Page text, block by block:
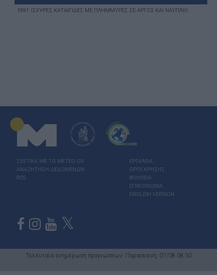
1991: ΙΣΧΥΡΈΣ ΚΑΤΑΙΓΊΔΕΣ ΜΕ ΠΛΗΜΜΎΡΕΣ ΣΕ ΑΡΓΟΣ ΚΑΙ ΝΑΎΠΛΙΟ.
ΣΧΕΤΙΚΑ ΜΕ ΤΟ ΜΕΤΕΟ.GR
ΑΝΑΖΗΤΗΣΗ ΔΕΔΟΜΕΝΩΝ
RSS
ΕΡΓΑΛΕΙΑ
ΟΡΟΙ ΧΡΗΣΗΣ
ΒΟΗΘΕΙΑ
ΕΠΙΚΟΙΝΩΝΙΑ
ENGLISH VERSION
Τελευταία ενημέρωση προγνώσεων: Παρασκευή, 07/08 08:30